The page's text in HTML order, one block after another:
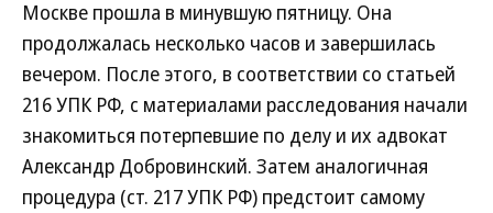
Москве прошла в минувшую пятницу. Она
продолжалась несколько часов и завершилась
вечером. После этого, в соответствии со статьей
216 УПК РФ, с материалами расследования начали
знакомиться потерпевшие по делу и их адвокат
Александр Добровинский. Затем аналогичная
процедура (ст. 217 УПК РФ) предстоит самому